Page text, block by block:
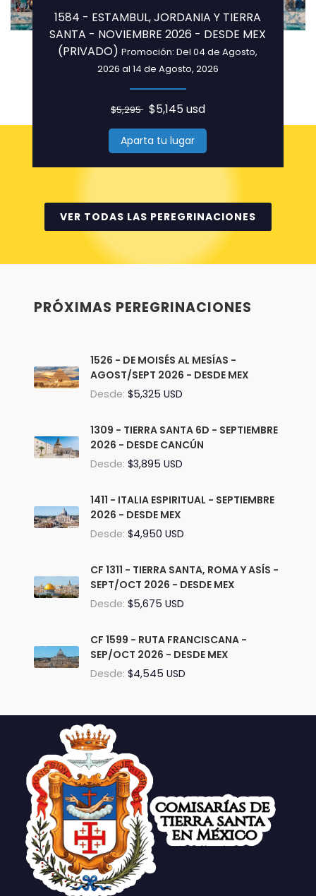
1584 - ESTAMBUL, JORDANIA Y TIERRA
SANTA - NOVIEMBRE 2026 - DESDE MEX
(PRIVADO)Promoción: Del 04 de Agosto,
2026 al 14 de Agosto, 2026
$5,295$5,145 usd
Aparta tu lugar
VER TODAS LAS PEREGRINACIONES
PRÓXIMAS PEREGRINACIONES
1526 - DE MOISÉS AL MESÍAS -
AGOST/SEPT 2026 - DESDE MEX
Desde: $5,325 USD
1309 - TIERRA SANTA 6D - SEPTIEMBRE
2026 - DESDE CANCÚN
Desde: $3,895 USD
1411 - ITALIA ESPIRITUAL - SEPTIEMBRE
2026 - DESDE MEX
Desde: $4,950 USD
CF 1311 - TIERRA SANTA, ROMA Y ASÍS -
SEPT/OCT 2026 - DESDE MEX
Desde: $5,675 USD
CF 1599 - RUTA FRANCISCANA -
SEP/OCT 2026 - DESDE MEX
Desde: $4,545 USD